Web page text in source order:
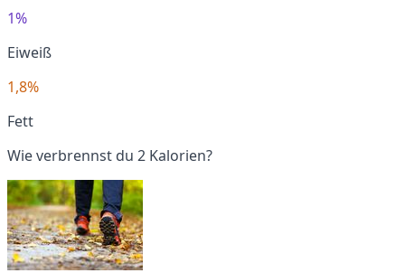
1%
Eiweiß
1,8%
Fett
Wie verbrennst du 2 Kalorien?